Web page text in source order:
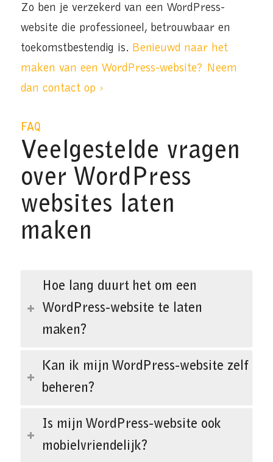
Zo ben je verzekerd van een WordPress-
website die professioneel, betrouwbaar en
toekomstbestendig is. Benieuwd naar het
maken van een WordPress-website? Neem
dan contact op ›
FAQ
Veelgestelde vragen
over WordPress
websites laten
maken
Hoe lang duurt het om een
WordPress-website te laten
maken?
Kan ik mijn WordPress-website zelf
beheren?
Is mijn WordPress-website ook
mobielvriendelijk?